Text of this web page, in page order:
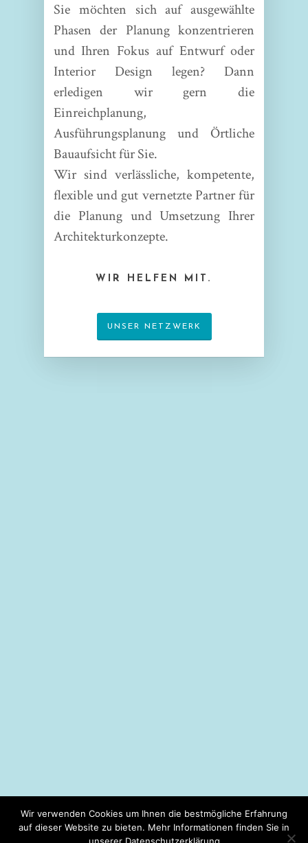
Sie möchten sich auf ausgewählte
Phasen der Planung konzentrieren
und Ihren Fokus auf Entwurf oder
Interior Design legen? Dann
erledigen wir gern die
Einreichplanung,
Ausführungsplanung und Örtliche
Bauaufsicht für Sie.
Wir sind verlässliche, kompetente,
flexible und gut vernetzte Partner für
die Planung und Umsetzung Ihrer
Architekturkonzepte.
WIR HELFEN MIT.
UNSER NETZWERK
Wir verwenden Cookies um Ihnen die bestmögliche Erfahrung
auf dieser Website zu bieten. Mehr Informationen finden Sie in